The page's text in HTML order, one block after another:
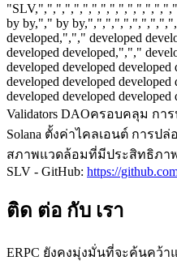
by by,"," by
developed,","," developed
developed developed,",","
developed developed
developed developed
developed developed
Validators DAOครอบคลุม กา
Solana ตั้งค่าไคลเอนต์ การป
สภาพแวดล้อมที่มีประสิทธิภา
SLV - GitHub: https://
ติด ต่อ กับ เรา
ERPC ยังคงมุ่งมั่นที่จะค้นคว้า